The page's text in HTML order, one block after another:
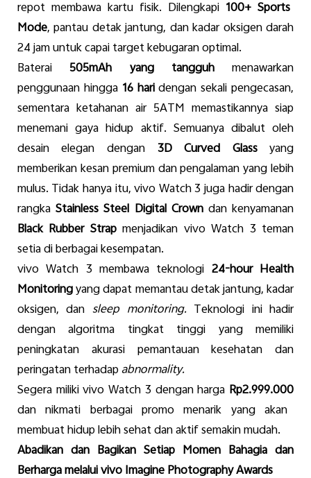
repot membawa kartu fisik. Dilengkapi 100+ Sports
Mode,pantau detakjantung, dankadar oksigendarah
24 jamuntukcapaitargetkebugaranoptimal.
Baterai
505mAh yang tangguh
menawarkan
penggunaan hingga 16 hari dengan sekali pengecasan,
sementara ketahananair 5ATMmemastikannya siap
menemani gaya hidup aktif. Semuanya dibalut oleh
desain
elegan dengan 3D Curved Glassyang
memberikankesanpremium danpengalamanyanglebih
mulus. Tidakhanyaitu, vivo Watch 3 jugahadirdengan
rangka Stainless Steel Digital Crowndankenyamanan
Black Rubber Strap menjadikan vivo Watch 3 teman
setiadiberbagaikesempatan.
vivo Watch 3 membawa teknologi 24-hour Health
Monitoringyangdapatmemantaudetakjantung,kadar
oksigen, dan sleep monitoring. Teknologi ini hadir
dengan
algoritma tingkat tinggi yangmemiliki
peningkatan
akurasi pemantauan kesehatan dan
peringatanterhadapabnormality.
Segera milikivivo Watch 3 dengan harga Rp2.999.000
dannikmati berbagaipromomenarik yang akan
membuathiduplebihsehatdanaktifsemakinmudah.
Abadikandan Bagikan Setiap Momen Bahagia dan
Berhargamelaluivivo ImaginePhotography Awards